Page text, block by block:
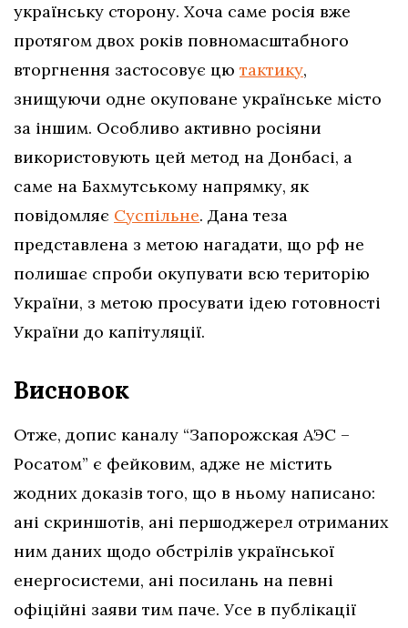
українську сторону. Хоча саме росія вже
протягом двох років повномасштабного
вторгнення застосовує цю тактику,
знищуючи одне окуповане українське місто
за іншим. Особливо активно росіяни
використовують цей метод на Донбасі, а
саме на Бахмутському напрямку, як
повідомляє Суспільне. Дана теза
представлена з метою нагадати, що рф не
полишає спроби окупувати всю територію
України, з метою просувати ідею готовності
України до капітуляції.
Висновок
Отже, допис каналу “Запорожская АЭС –
Росатом” є фейковим, адже не містить
жодних доказів того, що в ньому написано:
ані скриншотів, ані першоджерел отриманих
ним даних щодо обстрілів української
енергосистеми, ані посилань на певні
офіційні заяви тим паче. Усе в публікації